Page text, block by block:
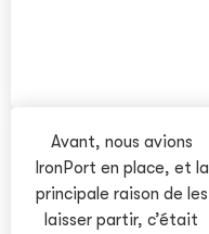
Avant, nous avions
IronPort en place, et la
principale raison de les
laisser partir, c’était